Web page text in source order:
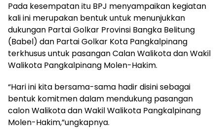
Pada kesempatan itu BPJ menyampaikan kegiatan
kali ini merupakan bentuk untuk menunjukkan
dukungan Partai Golkar Provinsi Bangka Belitung
(Babel) dan Partai Golkar Kota Pangkalpinang
terkhusus untuk pasangan Calan Walikota dan Wakil
Walikota Pangkalpinang Molen-Hakim.
“Hari ini kita bersama-sama hadir disini sebagai
bentuk komitmen dalam mendukung pasangan
calon Walikota dan Wakil Walikota Pangkalpinang
Molen-Hakim,”ungkapnya.